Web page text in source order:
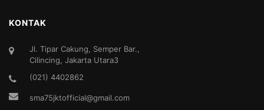
KONTAK
Jl. Tipar Cakung, Semper Bar.,
Cilincing, Jakarta Utara3
(021) 4402862
sma75jktofficial@gmail.com